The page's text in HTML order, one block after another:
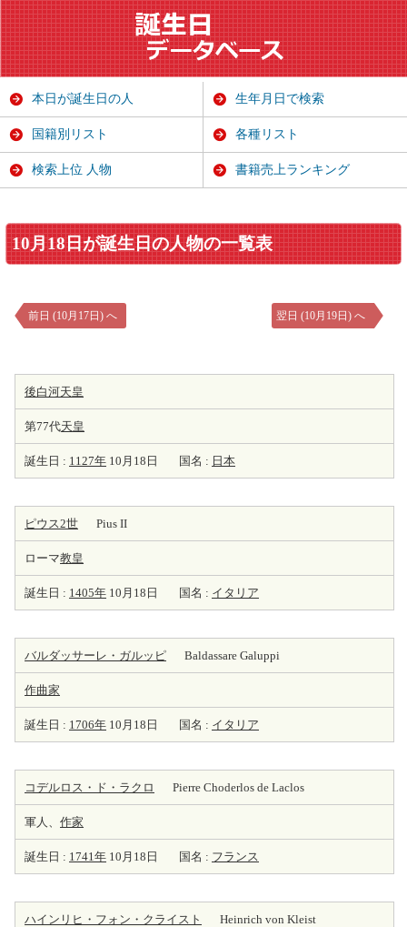
10月18日が誕生日の人物の一覧表
前日 (10月17日) へ 翌日 (10月19日) へ
後白河天皇
第77代天皇
誕生日 : 1127年 10月18日 国名 : 日本
ピウス2世 Pius II
ローマ教皇
誕生日 : 1405年 10月18日 国名 : イタリア
バルダッサーレ・ガルッピ Baldassare Galuppi
作曲家
誕生日 : 1706年 10月18日 国名 : イタリア
コデルロス・ド・ラクロ Pierre Choderlos de Laclos
軍人、 作家
誕生日 : 1741年 10月18日 国名 : フランス
ハインリヒ・フォン・クライスト Heinrich von Kleist
本日が誕生日の人 生年月日で検索
国籍別リスト 各種リスト
検索上位 人物 書籍売上ランキング